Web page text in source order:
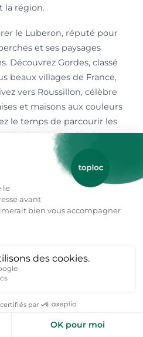
la région.
le Luberon, réputé pour
et ses paysages
Découvrez Gordes, classé
beaux villages de France,
vers Roussillon, célèbre
et maisons aux couleurs
le temps de parcourir les
les boutiques d’artisans et
selon la saison. Arrêtez-
restaurant local pour
cuisine provençale
Les champs de lavande, les
vignobles offrent un
apprécier le charme
partie de la Provence.
journée au massif des
par Saint-Rémy-de-
et cafés accueillants.
Les Baux-de-Provence,